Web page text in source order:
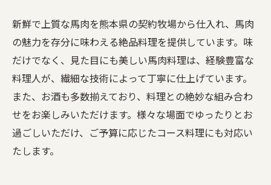
新鮮で上質な馬肉を熊本県の契約牧場から仕入れ、馬肉
の魅力を存分に味わえる絶品料理を提供しています。味
だけでなく、見た目にも美しい馬肉料理は、経験豊富な
料理人が、繊細な技術によって丁寧に仕上げています。
また、お酒も多数揃えており、料理との絶妙な組み合わ
せをお楽しみいただけます。様々な場面でゆったりとお
過ごしいただけ、ご予算に応じたコース料理にも対応い
たします。